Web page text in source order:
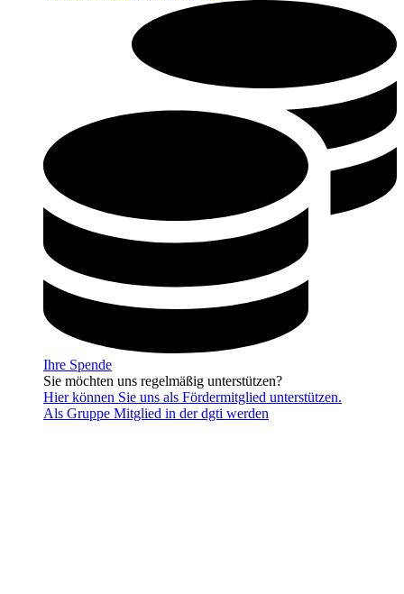
Ihre Spende
Sie möchten uns regelmäßig unterstützen?
Hier können Sie uns als Fördermitglied unterstützen.
Als Gruppe Mitglied in der dgti werden